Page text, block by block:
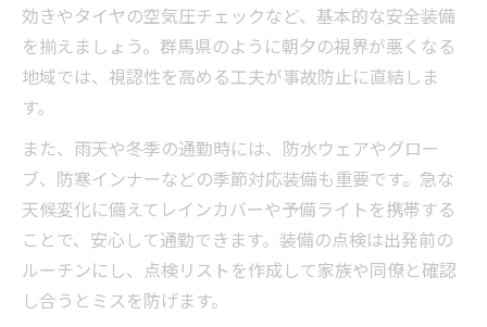
効きやタイヤの空気圧チェックなど、基本的な安全装備
を揃えましょう。群馬県のように朝夕の視界が悪くなる
地域では、視認性を高める工夫が事故防止に直結しま
す。
また、雨天や冬季の通勤時には、防水ウェアやグロー
ブ、防寒インナーなどの季節対応装備も重要です。急な
天候変化に備えてレインカバーや予備ライトを携帯する
ことで、安心して通勤できます。装備の点検は出発前の
ルーチンにし、点検リストを作成して家族や同僚と確認
し合うとミスを防げます。